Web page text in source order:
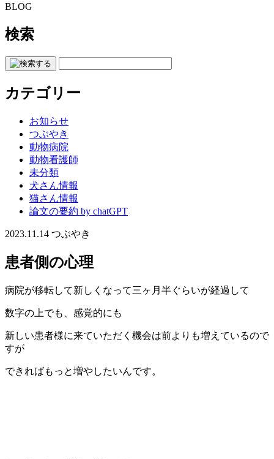
BLOG
検索
カテゴリー
お知らせ
つぶやき
動物病院
動物看護師
未分類
犬さん情報
猫さん情報
論文の要約 by chatGPT
2023.11.14 つぶやき
患者側の心理
病院が移転して新しくなって三ヶ月半ぐらいが経過して
数字の上でも、感覚的にも
新しい患者様に来ていただく機会は前よりも増えているので
すが
できればもっと増やしたいんです。